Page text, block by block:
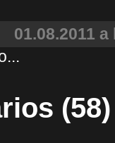
01.08.2011
(58)